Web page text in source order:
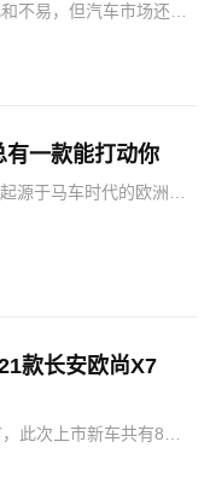
不易，但汽车市场还是
版。年轻人总是喜好新
有一款能打动你
源于马车时代的欧洲，
款长安欧尚X7
此次上市新车共有8
进行优化。